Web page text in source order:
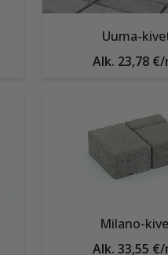
Uuma-
Alk. 23,78 €/
Milano-
Alk. 33,55 €/